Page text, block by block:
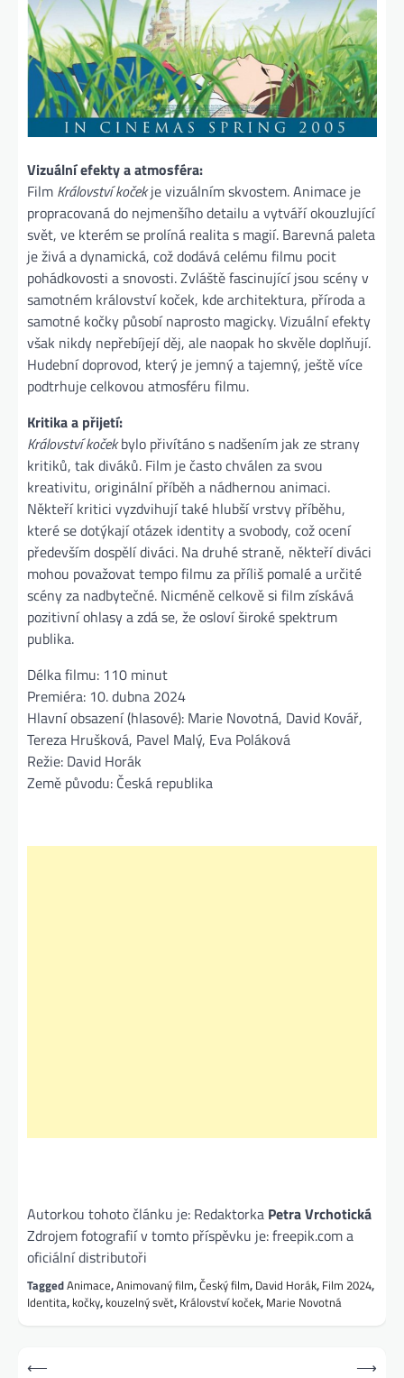
Vizuální efekty a atmosféra:
Film Království kočekje vizuálním skvostem. Animace je
propracovaná do nejmenšího detailu a vytváří okouzlující
svět, ve kterém se prolíná realita s magií. Barevná paleta
je živá a dynamická, což dodává celému filmu pocit
pohádkovosti a snovosti. Zvláště fascinující jsou scény v
samotném království koček, kde architektura, příroda a
samotné kočky působí naprosto magicky. Vizuální efekty
však nikdy nepřebíjejí děj, ale naopak ho skvěle doplňují.
Hudební doprovod, který je jemný a tajemný, ještě více
podtrhuje celkovou atmosféru filmu.
Kritika a přijetí:
Království kočekbylo přivítáno s nadšením jak ze strany
kritiků, tak diváků. Film je často chválen za svou
kreativitu, originální příběh a nádhernou animaci.
Někteří kritici vyzdvihují také hlubší vrstvy příběhu,
které se dotýkají otázek identity a svobody, což ocení
především dospělí diváci. Na druhé straně, někteří diváci
mohou považovat tempo filmu za příliš pomalé a určité
scény za nadbytečné. Nicméně celkově si film získává
pozitivní ohlasy a zdá se, že osloví široké spektrum
publika.
Délka filmu: 110 minut
Premiéra: 10. dubna 2024
Hlavní obsazení (hlasové): Marie Novotná, David Kovář,
Tereza Hrušková, Pavel Malý, Eva Poláková
Režie: David Horák
Země původu: Česká republika
Autorkou tohoto článku je: Redaktorka Petra Vrchotická
Zdrojem fotografií v tomto příspěvku je: freepik.com a
oficiální distributoři
TaggedAnimace,Animovaný film,Český film, David Horák, Film 2024,
Identita, kočky, kouzelný svět, Království koček, Marie Novotná
Navigace
⟵
⟶